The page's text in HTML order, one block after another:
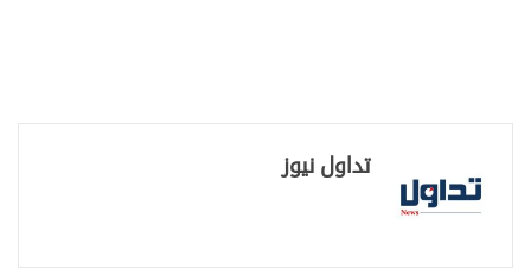
تداول نيوز